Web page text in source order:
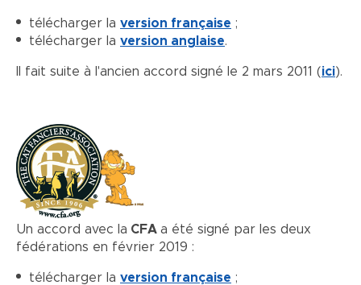
télécharger la version française ;
télécharger la version anglaise.
Il fait suite à l'ancien accord signé le 2 mars 2011 (ici).
Un accord avec la CFA a été signé par les deux
fédérations en février 2019 :
télécharger la version française ;